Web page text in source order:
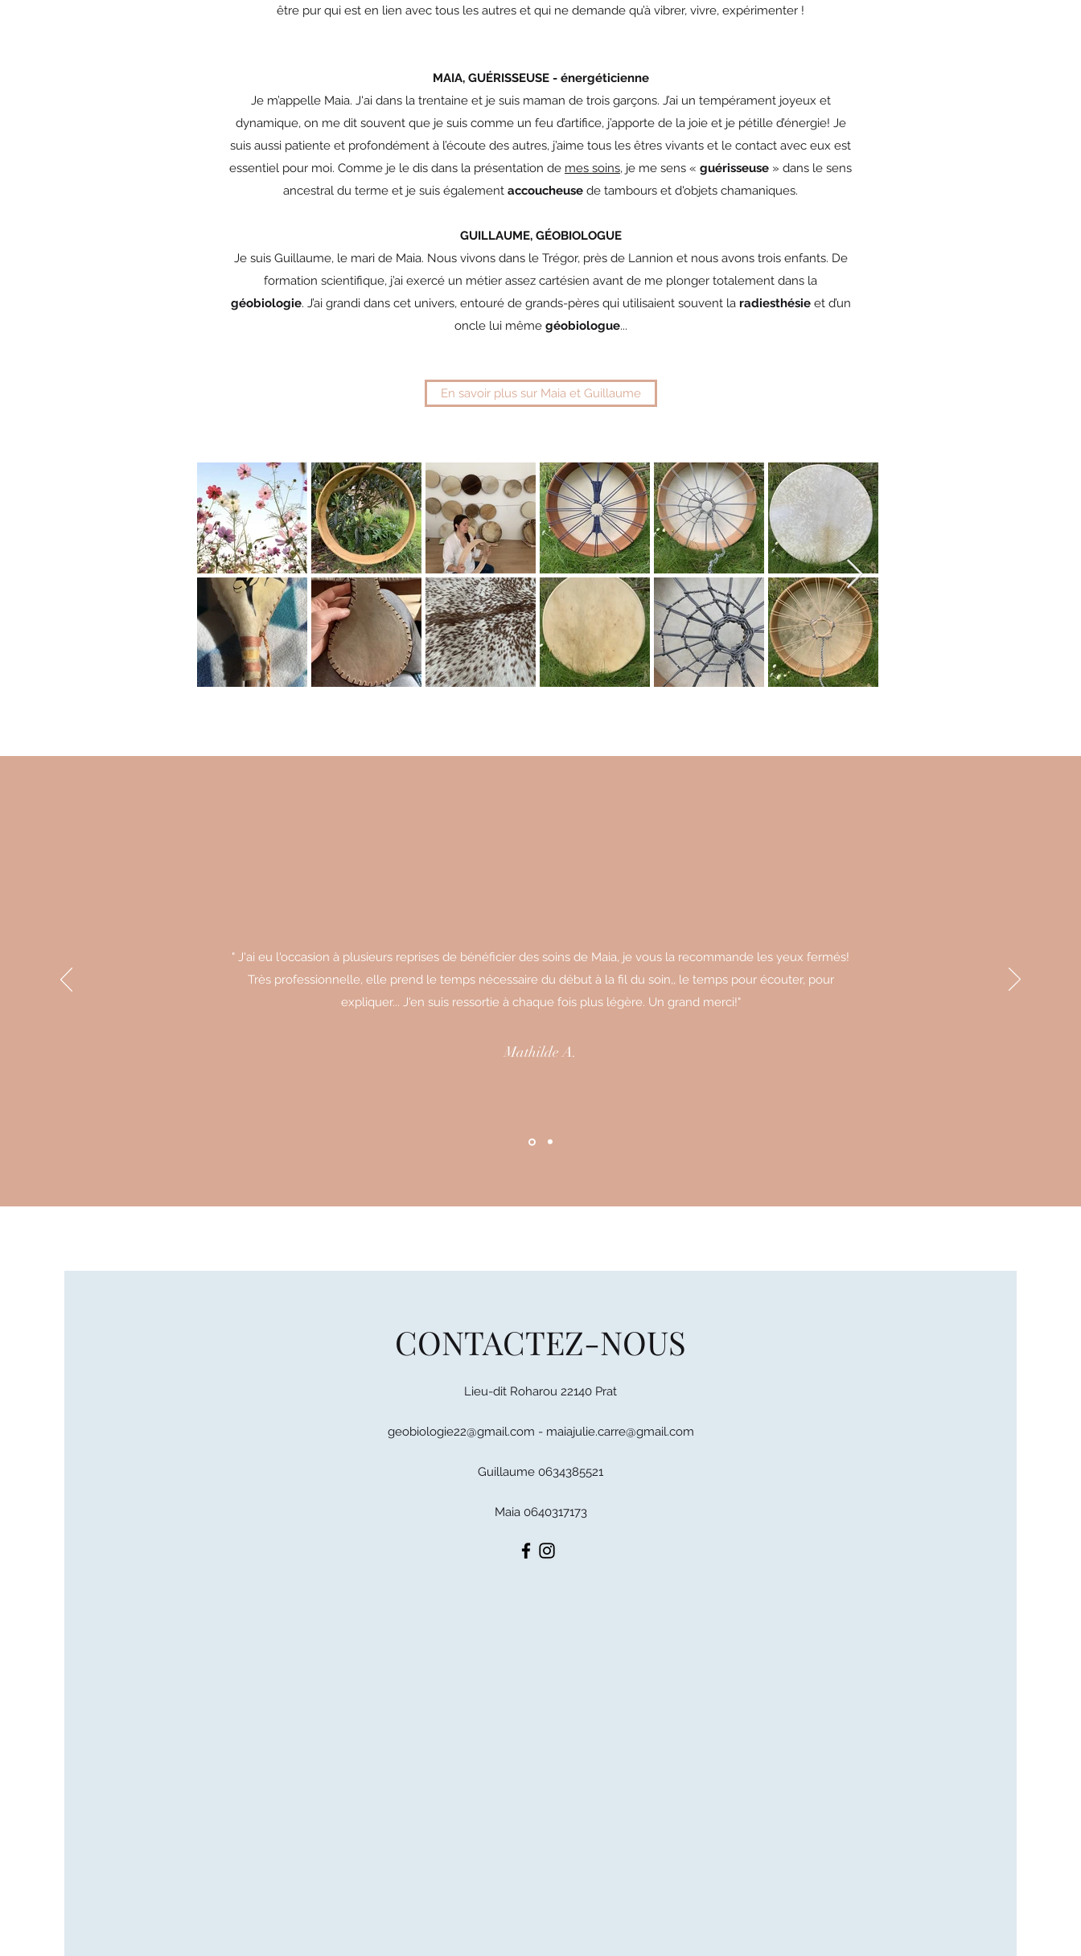
être pur qui est en lien avec tous les autres et qui ne demande qu’à vibrer, vivre, expérimenter !
MAIA, GUÉRISSEUSE - énergéticienne
Je m’appelle Maia. J'ai dans la trentaine et je suis maman de trois garçons. J’ai un tempérament joyeux et
dynamique, on me dit souvent que je suis comme un feu d’artifice, j’apporte de la joie et je pétille d’énergie! Je
suis aussi patiente et profondément à l’écoute des autres, j’aime tous les êtres vivants et le contact avec eux est
essentiel pour moi. Comme je le dis dans la présentation de mes soins, je me sens « guérisseuse » dans le sens
ancestral du terme et je suis également accoucheuse de tambours et d'objets chamaniques.
GUILLAUME, GÉOBIOLOGUE
Je suis Guillaume, le mari de Maia. Nous vivons dans le Trégor, près de Lannion et nous avons trois enfants. De
formation scientifique, j’ai exercé un métier assez cartésien avant de me plonger totalement dans la
géobiologie. J’ai grandi dans cet univers, entouré de grands-pères qui utilisaient souvent la radiesthésieet d’un
oncle lui même géobiologue...
En savoir plus sur Maia et Guillaume
" J'ai eu l'occasion à plusieurs reprises de bénéficier des soins de Maia, je vous la recommande les yeux fermés!
Très professionnelle, elle prend le temps nécessaire du début à la fil du soin,, le temps pour écouter, pour
expliquer... J'en suis ressortie à chaque fois plus légère. Un grand merci!"
Mathilde A.
CONTACTEZ-NOUS
Lieu-dit Roharou 22140 Prat
geobiologie22@gmail.com - maiajulie.carre@gmail.com
Guillaume 0634385521
Maia 0640317173